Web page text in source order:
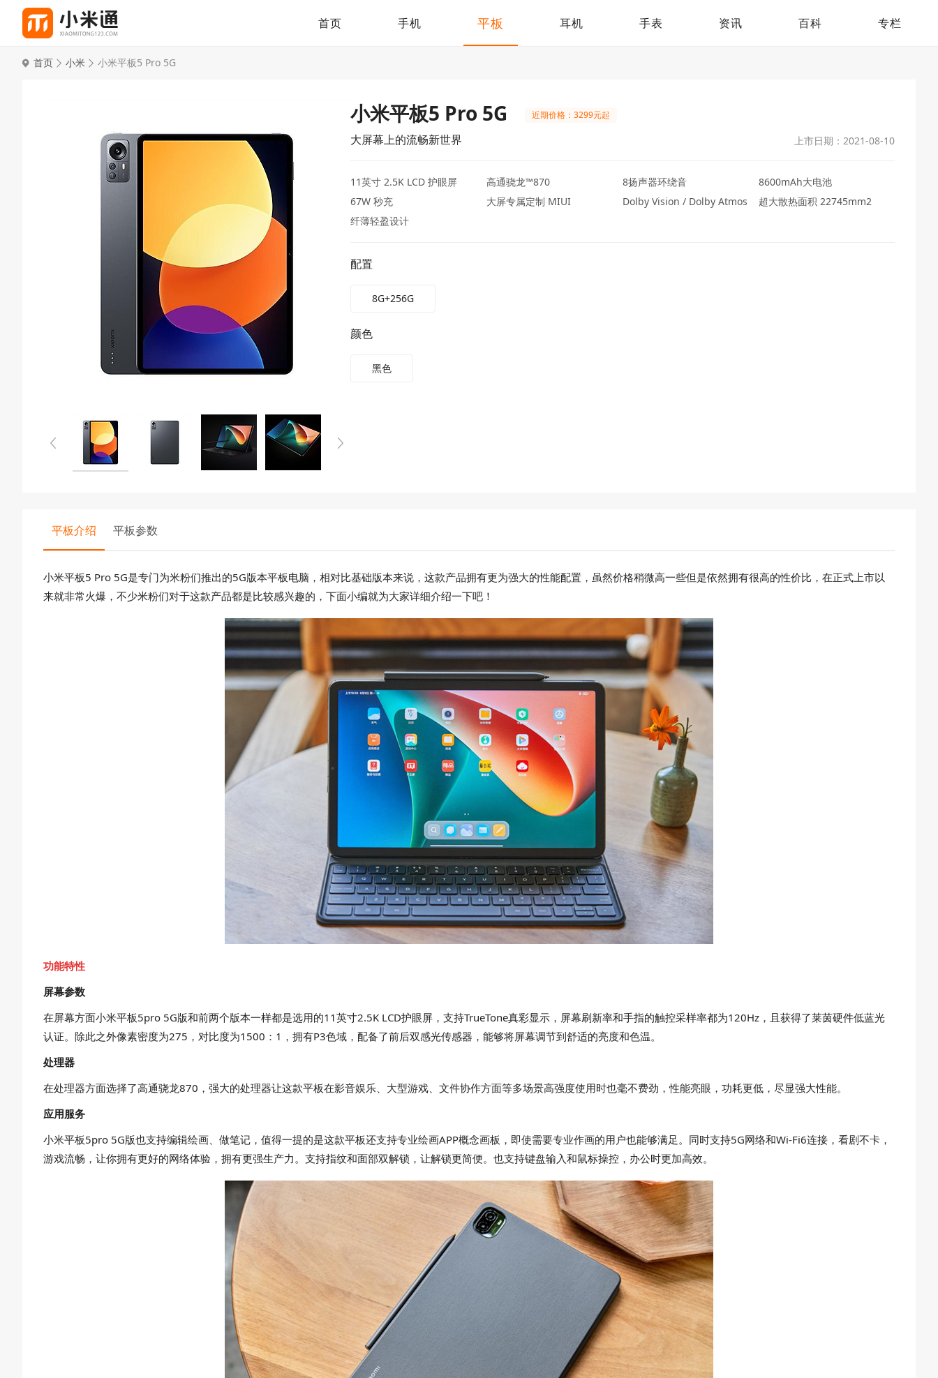
首页 手机 平板 耳机 手表 资讯 百科 专栏
首页 小米 小米平板5 Pro 5G
小米平板5 Pro 5G 近期价格：3299元起
大屏幕上的流畅新世界 上市日期：2021-08-10
11英寸 2.5K LCD 护眼屏 高通骁龙™870 8扬声器环绕音
8600mAh大电池
67W 秒充
大屏专属定制 MIUI Dolby Vision / Dolby Atmos
超大散热面积 22745mm2
纤薄轻盈设计
配置
8G+256G
颜色
黑色
平板介绍 平板参数
小米平板5 Pro 5G是专门为米粉们推出的5G版本平板电脑，相对比基础版本来说，这款产品拥有更为强大的性能配置，虽然价格稍微高一些但是依然拥有很高的性价比，在正式上市以
来就非常火爆，不少米粉们对于这款产品都是比较感兴趣的，下面小编就为大家详细介绍一下吧！
功能特性
屏幕参数
在屏幕方面小米平板5pro 5G版和前两个版本一样都是选用的11英寸2.5K LCD护眼屏，支持TrueTone真彩显示，屏幕刷新率和手指的触控采样率都为120Hz，且获得了莱茵硬件低蓝光
认证。除此之外像素密度为275，对比度为1500：1，拥有P3色域，配备了前后双感光传感器，能够将屏幕调节到舒适的亮度和色温。
处理器
在处理器方面选择了高通骁龙870，强大的处理器让这款平板在影音娱乐、大型游戏、文件协作方面等多场景高强度使用时也毫不费劲，性能亮眼，功耗更低，尽显强大性能。
应用服务
小米平板5pro 5G版也支持编辑绘画、做笔记，值得一提的是这款平板还支持专业绘画APP概念画板，即使需要专业作画的用户也能够满足。同时支持5G网络和Wi-Fi6连接，看剧不卡，
游戏流畅，让你拥有更好的网络体验，拥有更强生产力。支持指纹和面部双解锁，让解锁更简便。也支持键盘输入和鼠标操控，办公时更加高效。